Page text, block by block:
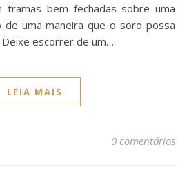
tramas bem fechadas sobre uma
de uma maneira que o soro possa
escorrer de um…
LEIA MAIS
0 comentários